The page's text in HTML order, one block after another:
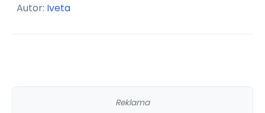
Autor: Iveta
Reklama